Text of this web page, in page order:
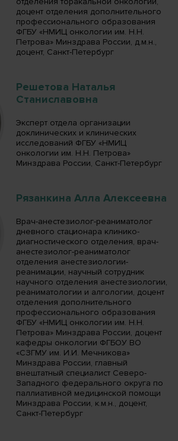
доцент отделения дополнительного
профессионального образования
ФГБУ «НМИЦ онкологии им. Н.Н.
Петрова» Минздрава России, д.м.н.,
доцент, Санкт-Петербург
Решетова Наталья
Станиславовна
Эксперт отдела организации
доклинических и клинических
исследований ФГБУ «НМИЦ
онкологии им. Н.Н. Петрова»
Минздрава России, Санкт-Петербург
Рязанкина Алла Алексеевна
Врач-анестезиолог-реаниматолог
дневного стационара клинико-
диагностического отделения, врач-
анестезиолог-реаниматолог
отделения анестезиологии-
реанимации, научный сотрудник
научного отделения анестезиологии,
реаниматологии и алгологии, доцент
отделения дополнительного
профессионального образования
ФГБУ «НМИЦ онкологии им. Н.Н.
Петрова» Минздрава России, доцент
кафедры онкологии ФГБОУ ВО
«СЗГМУ им. И.И. Мечникова»
Минздрава России, главный
внештатный специалист Северо-
Западного федерального округа по
паллиативной медицинской помощи
Минздрава России, к.м.н., доцент,
Санкт-Петербург